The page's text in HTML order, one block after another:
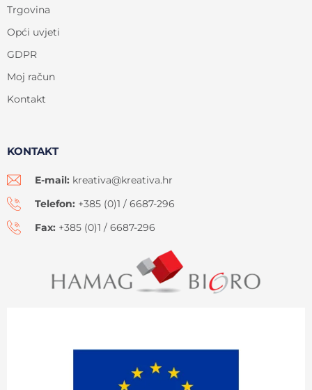
Trgovina
Opći uvjeti
GDPR
Moj račun
Kontakt
KONTAKT
E-mail: kreativa@kreativa.hr
Telefon: +385 (0)1 / 6687-296
Fax: +385 (0)1 / 6687-296